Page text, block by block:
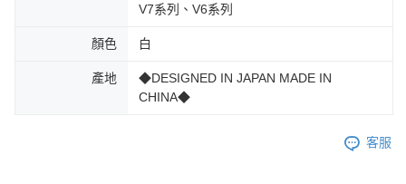
V7系列、V6系列
顏色 白
產地
◆DESIGNED IN JAPAN MADE IN
CHINA◆
客服